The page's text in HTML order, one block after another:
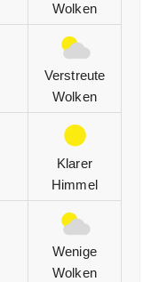
Wolken
Verstreute
Wolken
Klarer
Himmel
Wenige
Wolken